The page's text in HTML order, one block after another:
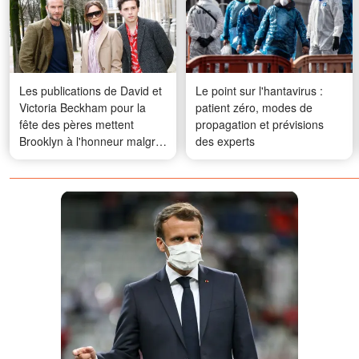
Les publications de David et
Victoria Beckham pour la
fête des pères mettent
Brooklyn à l'honneur malgré
leur brouille — et les
internautes ont remarqué un
détail révélateur — Photos
Le point sur l'hantavirus :
patient zéro, modes de
propagation et prévisions
des experts